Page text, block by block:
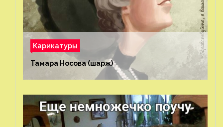
Карикатуры
Тамара Носова (шарж)⁠⁠